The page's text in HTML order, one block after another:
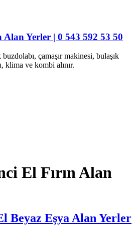
Yerler | 0 543 592 53 50
çamaşır makinesi, bulaşık
klima ve kombi alınır.
El Fırın Alan
Beyaz Eşya Alan Yerler